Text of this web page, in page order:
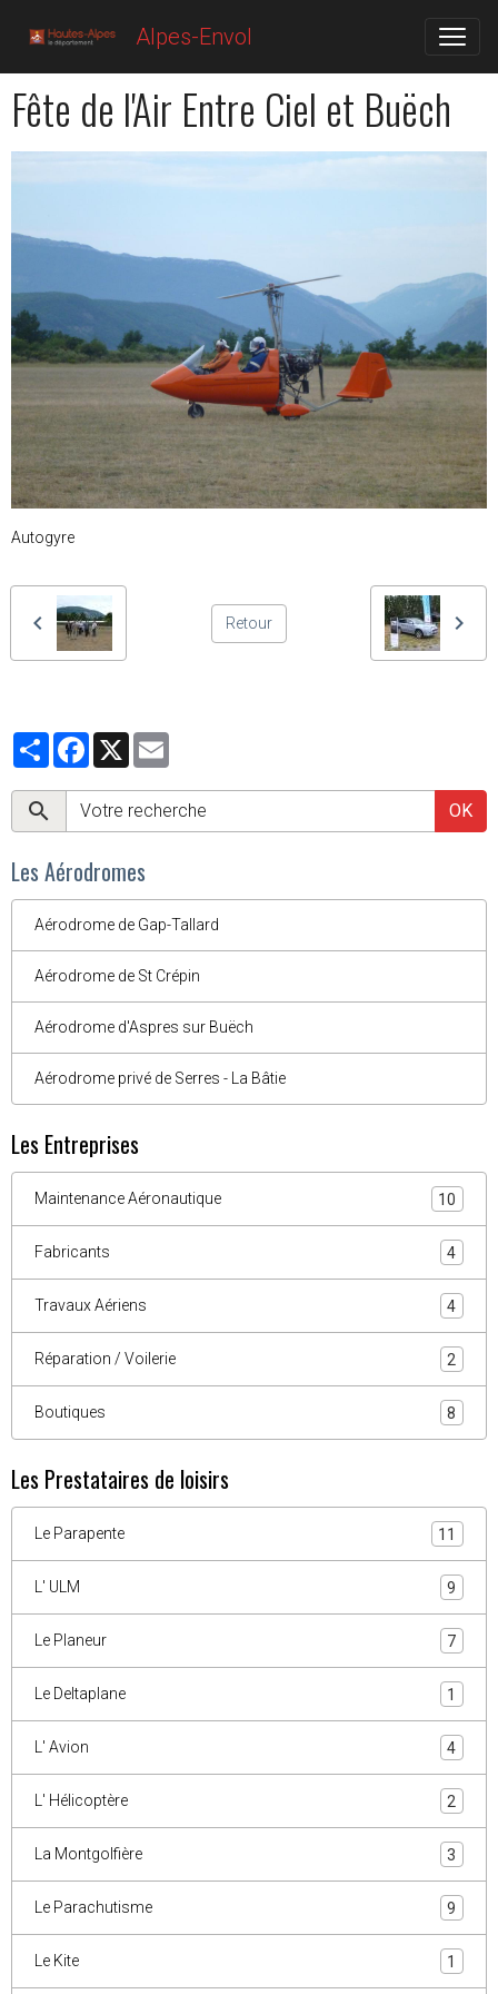
Alpes-Envol
Fête de l'Air Entre Ciel et Buëch
Autogyre
Retour
PartagerFacebook
X
OK
Les Aérodromes
Aérodrome de Gap-Tallard
Aérodrome de St Crépin
Aérodrome d'Aspres sur Buëch
Aérodrome privé de Serres - La Bâtie
Les Entreprises
Maintenance Aéronautique 10
Fabricants 4
Travaux Aériens 4
Réparation / Voilerie 2
Boutiques 8
Les Prestataires de loisirs
Le Parapente 11
L' ULM 9
Le Planeur 7
Le Deltaplane 1
L' Avion 4
L' Hélicoptère 2
La Montgolfière 3
Le Parachutisme 9
Le Kite 1